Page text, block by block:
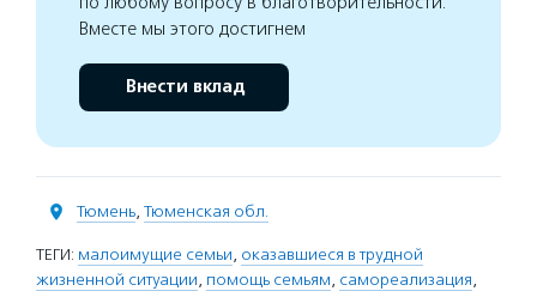
Вместе мы этого достигнем
Внести вклад
Тюмень, Тюменская обл.
ТЕГИ: малоимущие семьи, оказавшиеся в трудной
жизненной ситуации, помощь семьям, самореализация,